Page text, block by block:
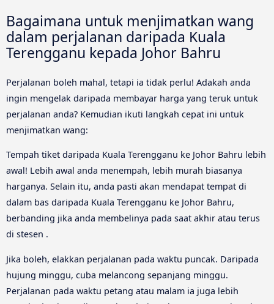
Bagaimana untuk menjimatkan wang
dalam perjalanan daripada Kuala
Terengganu kepada Johor Bahru
Perjalanan boleh mahal, tetapi ia tidak perlu! Adakah anda
ingin mengelak daripada membayar harga yang teruk untuk
perjalanan anda? Kemudian ikuti langkah cepat ini untuk
menjimatkan wang:
Tempah tiket daripada Kuala Terengganu ke Johor Bahru lebih
awal! Lebih awal anda menempah, lebih murah biasanya
harganya. Selain itu, anda pasti akan mendapat tempat di
dalam bas daripada Kuala Terengganu ke Johor Bahru,
berbanding jika anda membelinya pada saat akhir atau terus
di stesen .
Jika boleh, elakkan perjalanan pada waktu puncak. Daripada
hujung minggu, cuba melancong sepanjang minggu.
Perjalanan pada waktu petang atau malam ia juga lebih